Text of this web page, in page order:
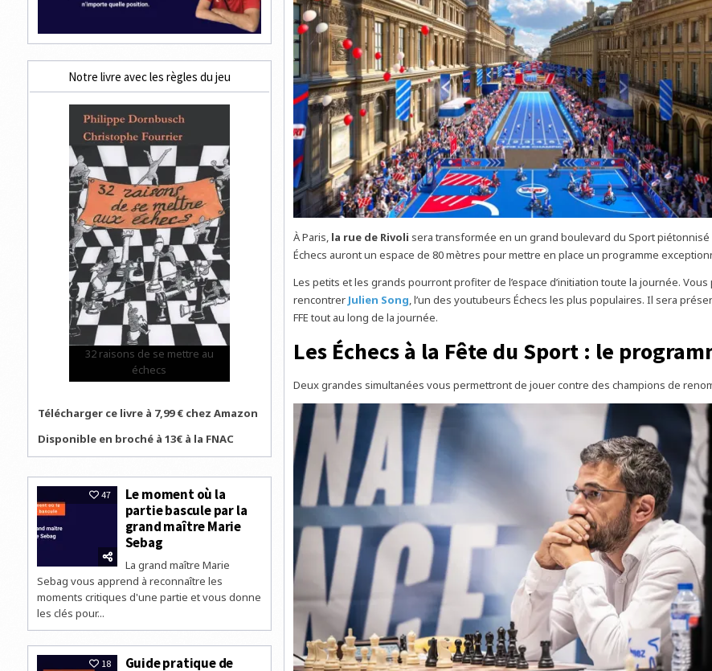
À Paris, la rue de Rivoli sera transformée en un grand boulevard du Sport piétonnisé
Échecs auront un espace de 80 mètres pour mettre en place un programme
Les petits et les grands pourront profiter de l’espace d’initiation toute la journée.
rencontrer Julien Song, l’un des youtubeurs Échecs les plus populaires. Il sera
FFE tout au long de la journée.
Les Échecs à la Fête du Sport : le
Deux grandes simultanées vous permettront de jouer contre des champions de
Notre livre avec les règles du jeu
32 raisons de se mettre au
échecs
Télécharger ce livre à 7,99 € chez Amazon
Disponible en broché à 13€ à la FNAC
47
Le moment où la
partie bascule par la
grand maître Marie
Sebag
La grand maître Marie
Sebag vous apprend à reconnaître les
moments critiques d'une partie et vous donne
les clés pour...
18
Guide pratique de